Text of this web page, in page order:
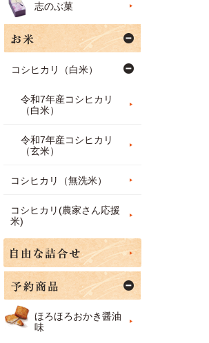
志のぶ菓
コシヒカリ（白米）
令和7年産コシヒカリ
（白米）
令和7年産コシヒカリ
（玄米）
コシヒカリ（無洗米）
コシヒカリ(農家さん応援
米)
ほろほろおかき醤油
味